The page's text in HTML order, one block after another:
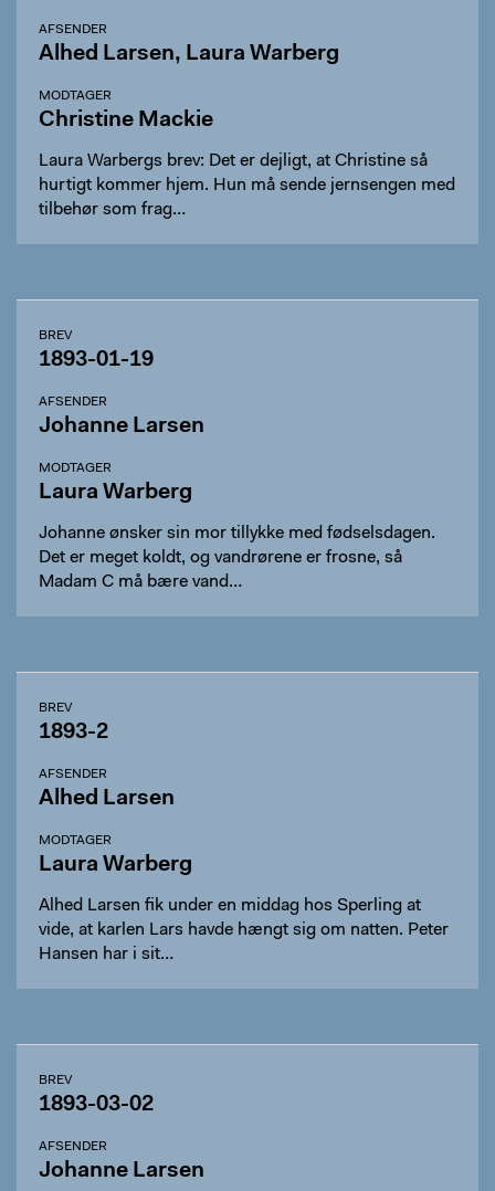
AFSENDER
Alhed Larsen, Laura Warberg
MODTAGER
Christine Mackie
Laura Warbergs brev: Det er dejligt, at Christine så
hurtigt kommer hjem. Hun må sende jernsengen med
tilbehør som frag…
BREV
1893-01-19
AFSENDER
Johanne Larsen
MODTAGER
Laura Warberg
Johanne ønsker sin mor tillykke med fødselsdagen.
Det er meget koldt, og vandrørene er frosne, så
Madam C må bære vand…
BREV
1893-2
AFSENDER
Alhed Larsen
MODTAGER
Laura Warberg
Alhed Larsen fik under en middag hos Sperling at
vide, at karlen Lars havde hængt sig om natten. Peter
Hansen har i sit…
BREV
1893-03-02
AFSENDER
Johanne Larsen